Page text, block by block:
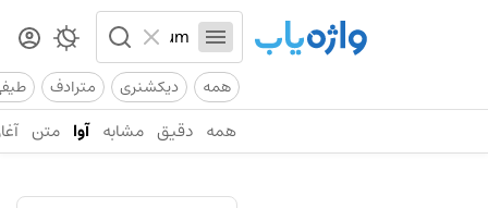
همه دیکشنری مترادف
همه دقیق مشابه آوا متن